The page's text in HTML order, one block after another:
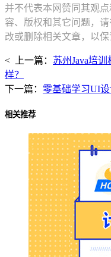
并不代表本网赞同其观
容、版权和其它问题，
改或删除相关文章，以保
< 上一篇： 苏州Java培
样？
下一篇： 零基础学习UI设
相关推荐